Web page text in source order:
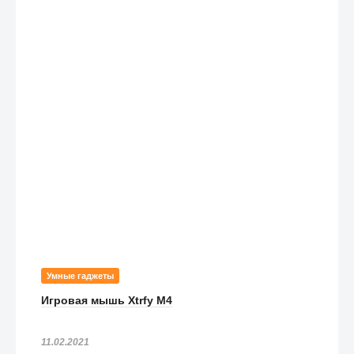
Умные гаджеты
Игровая мышь Xtrfy M4
11.02.2021